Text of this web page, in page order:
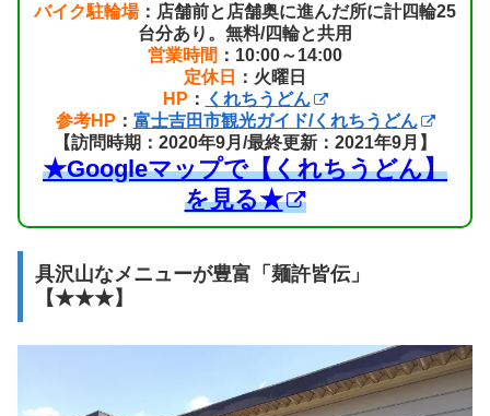
バイク駐輪場：店舗前と店舗奥に進んだ所に計四輪25
台分あり。無料/四輪と共用
営業時間 ：10:00～14:00
定休日
：火曜日
HP ： くれちうどん
参考HP ： 富士吉田市観光ガイド/くれちうどん
【訪問時期：2020年9月/最終更新：2021年9月】
★Googleマップで【くれちうどん】
を見る★
具沢山なメニューが豊富「麺許皆伝」
【★★★】